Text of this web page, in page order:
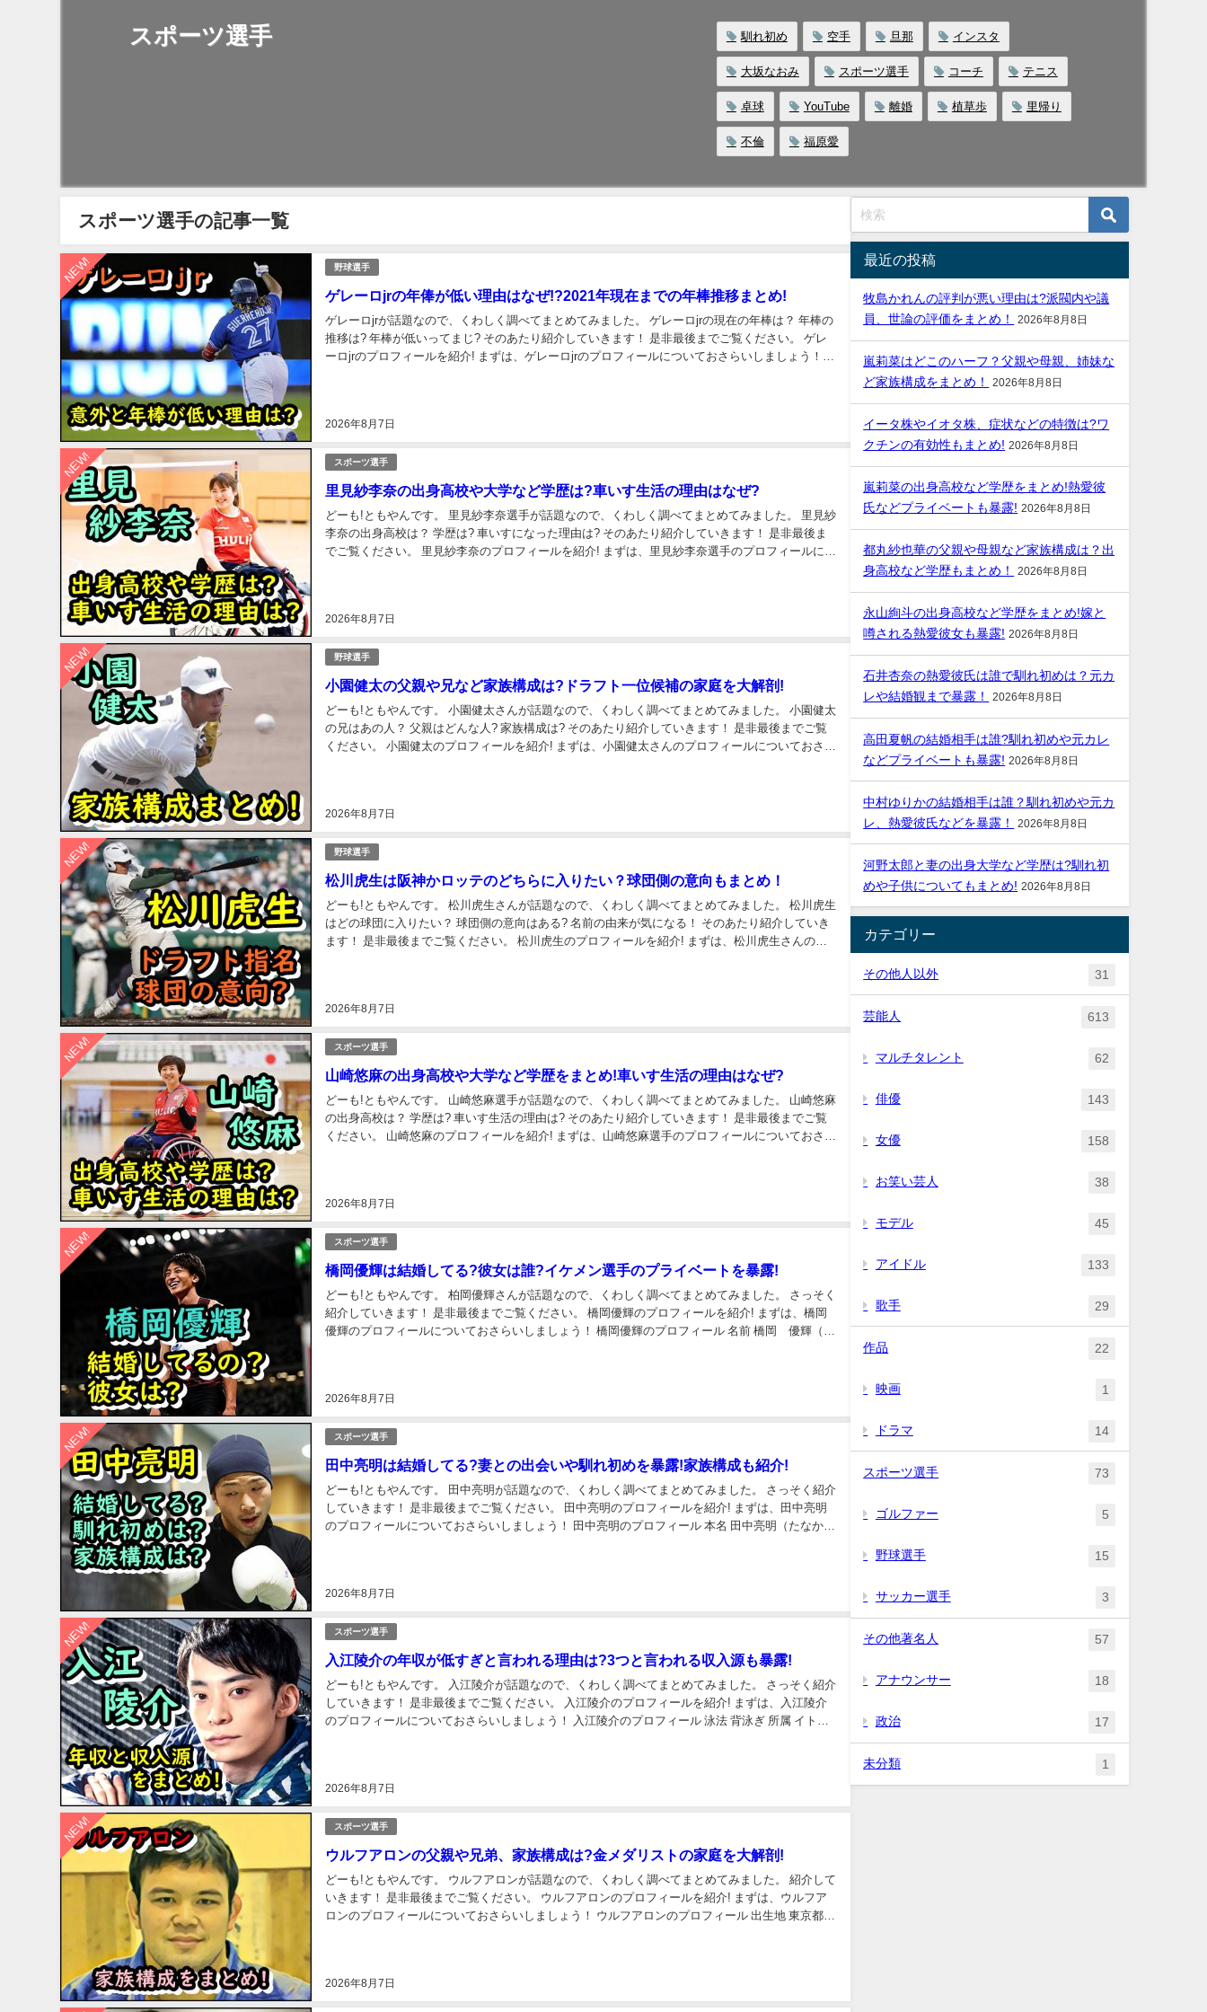
スポーツ選手 馴れ初め 空手 旦那 インスタ
大坂なおみ スポーツ選手 コーチ テニス
卓球 YouTube 離婚 植草歩 里帰り
不倫 福原愛
スポーツ選手の記事一覧
NEW! 野球選手
ゲレーロjrの年俸が低い理由はなぜ!?2021年現在までの年棒推移まとめ!
2026年8月7日
ゲレーロjrが話題なので、くわしく調べてまとめてみました。 ゲレーロjrの現在の年棒は？ 年棒の
推移は? 年棒が低いってまじ? そのあたり紹介していきます！ 是非最後までご覧ください。 ゲレ
ーロjrのプロフィールを紹介! まずは、ゲレーロjrのプロフィールについておさらいしましょう！
NEW! スポーツ選手
里見紗李奈の出身高校や大学など学歴は?車いす生活の理由はなぜ?
2026年8月7日
どーも!ともやんです。 里見紗李奈選手が話題なので、くわしく調べてまとめてみました。 里見紗
李奈の出身高校は？ 学歴は? 車いすになった理由は? そのあたり紹介していきます！ 是非最後ま
でご覧ください。 里見紗李奈のプロフィールを紹介! まずは、里見紗李奈選手のプロフィールにつ
NEW! 野球選手
小園健太の父親や兄など家族構成は?ドラフト一位候補の家庭を大解剖!
2026年8月7日
どーも!ともやんです。 小園健太さんが話題なので、くわしく調べてまとめてみました。 小園健太
の兄はあの人？ 父親はどんな人? 家族構成は? そのあたり紹介していきます！ 是非最後までご覧
ください。 小園健太のプロフィールを紹介! まずは、小園健太さんのプロフィールについておさら
NEW! 野球選手
松川虎生は阪神かロッテのどちらに入りたい？球団側の意向もまとめ！
2026年8月7日
どーも!ともやんです。 松川虎生さんが話題なので、くわしく調べてまとめてみました。 松川虎生
はどの球団に入りたい？ 球団側の意向はある? 名前の由来が気になる！ そのあたり紹介していき
ます！ 是非最後までご覧ください。 松川虎生のプロフィールを紹介! まずは、松川虎生さんのプ
NEW! スポーツ選手
山崎悠麻の出身高校や大学など学歴をまとめ!車いす生活の理由はなぜ?
2026年8月7日
どーも!ともやんです。 山崎悠麻選手が話題なので、くわしく調べてまとめてみました。 山崎悠麻
の出身高校は？ 学歴は? 車いす生活の理由は? そのあたり紹介していきます！ 是非最後までご覧
ください。 山崎悠麻のプロフィールを紹介! まずは、山崎悠麻選手のプロフィールについておさら
NEW! スポーツ選手
橋岡優輝は結婚してる?彼女は誰?イケメン選手のプライベートを暴露!
2026年8月7日
どーも!ともやんです。 柏岡優輝さんが話題なので、くわしく調べてまとめてみました。 さっそく
紹介していきます！ 是非最後までご覧ください。 橋岡優輝のプロフィールを紹介! まずは、橋岡
優輝のプロフィールについておさらいしましょう！ 橋岡優輝のプロフィール 名前 橋岡 優輝（は
NEW! スポーツ選手
田中亮明は結婚してる?妻との出会いや馴れ初めを暴露!家族構成も紹介!
2026年8月7日
どーも!ともやんです。 田中亮明が話題なので、くわしく調べてまとめてみました。 さっそく紹介
していきます！ 是非最後までご覧ください。 田中亮明のプロフィールを紹介! まずは、田中亮明
のプロフィールについておさらいしましょう！ 田中亮明のプロフィール 本名 田中亮明（たなかり
NEW! スポーツ選手
入江陵介の年収が低すぎと言われる理由は?3つと言われる収入源も暴露!
2026年8月7日
どーも!ともやんです。 入江陵介が話題なので、くわしく調べてまとめてみました。 さっそく紹介
していきます！ 是非最後までご覧ください。 入江陵介のプロフィールを紹介! まずは、入江陵介
のプロフィールについておさらいしましょう！ 入江陵介のプロフィール 泳法 背泳ぎ 所属 イトマ
NEW! スポーツ選手
ウルフアロンの父親や兄弟、家族構成は?金メダリストの家庭を大解剖!
2026年8月7日
どーも!ともやんです。 ウルフアロンが話題なので、くわしく調べてまとめてみました。 紹介して
いきます！ 是非最後までご覧ください。 ウルフアロンのプロフィールを紹介! まずは、ウルフア
ロンのプロフィールについておさらいしましょう！ ウルフアロンのプロフィール 出生地 東京都葛
最近の投稿
牧島かれんの評判が悪い理由は?派閥内や議
員、世論の評価をまとめ！
2026年8月8日
嵐莉菜はどこのハーフ？父親や母親、姉妹な
ど家族構成をまとめ！
2026年8月8日
イータ株やイオタ株、症状などの特徴は?ワ
クチンの有効性もまとめ! 2026年8月8日
嵐莉菜の出身高校など学歴をまとめ!熱愛彼
氏などプライベートも暴露! 2026年8月8日
都丸紗也華の父親や母親など家族構成は？出
身高校など学歴もまとめ！
2026年8月8日
永山絢斗の出身高校など学歴をまとめ!嫁と
噂される熱愛彼女も暴露! 2026年8月8日
石井杏奈の熱愛彼氏は誰で馴れ初めは？元カ
レや結婚観まで暴露！
2026年8月8日
高田夏帆の結婚相手は誰?馴れ初めや元カレ
などプライベートも暴露! 2026年8月8日
中村ゆりかの結婚相手は誰？馴れ初めや元カ
レ、熱愛彼氏などを暴露！
2026年8月8日
河野太郎と妻の出身大学など学歴は?馴れ初
めや子供についてもまとめ! 2026年8月8日
カテゴリー
その他人以外 31
芸能人 613
マルチタレント 62
俳優 143
女優 158
お笑い芸人 38
モデル 45
アイドル 133
歌手 29
作品 22
映画 1
ドラマ 14
スポーツ選手 73
ゴルファー 5
野球選手 15
サッカー選手 3
その他著名人 57
アナウンサー 18
政治 17
未分類 1